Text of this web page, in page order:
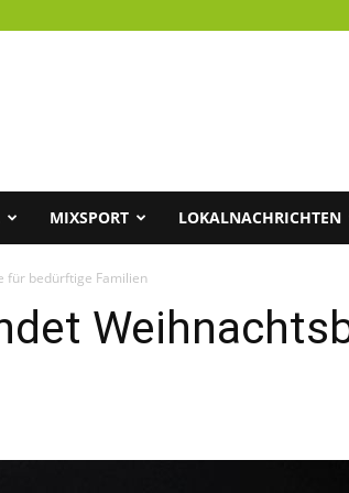
MIXSPORT LOKALNACHRICHTEN
für bedürftige Familien